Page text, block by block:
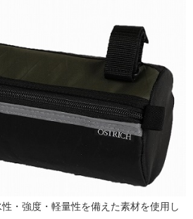
・強度・軽量性を備えた素材を使用し